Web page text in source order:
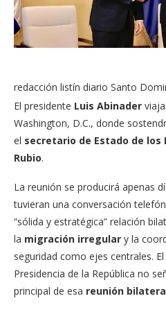
Facebook
Twitter
Whatsapp
Comentarios
redacción listín diario Santo
El presidente Luis Abinader
Washington, D.C., donde
el secretario de Estado de los
Rubio.
La reunión se producirá apenas
tuvieran una conversación
“sólida y estratégica” relación
la migración irregular y la
seguridad como ejes centrales.
Presidencia de la República no
principal de esa reunión